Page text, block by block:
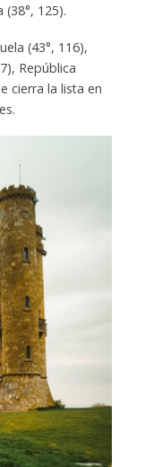
125).
(43°, 116),
República
cierra la lista en